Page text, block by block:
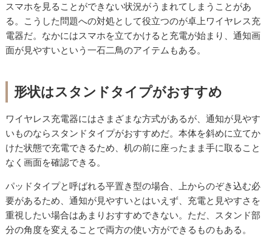
スマホを見ることができない状況がうまれてしまうことがあ
る。こうした問題への対処として役立つのが卓上ワイヤレス充
電器だ。なかにはスマホを立てかけると充電が始まり、通知画
面が見やすいという一石二鳥のアイテムもある。
形状はスタンドタイプがおすすめ
ワイヤレス充電器にはさまざまな方式があるが、通知が見やす
いものならスタンドタイプがおすすめだ。本体を斜めに立てか
けた状態で充電できるため、机の前に座ったまま手に取ること
なく画面を確認できる。
パッドタイプと呼ばれる平置き型の場合、上からのぞき込む必
要があるため、通知が見やすいとはいえず、充電と見やすさを
重視したい場合はあまりおすすめできない。ただ、スタンド部
分の角度を変えることで両方の使い方ができるものもある。